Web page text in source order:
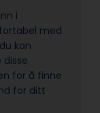
i
med
kan
for å finne
for ditt